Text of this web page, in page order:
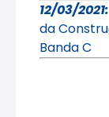
12/03/2021:
da
Banda C